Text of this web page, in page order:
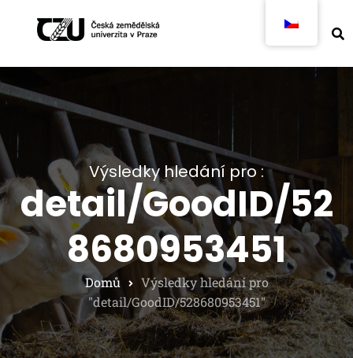
Výsledky hledání pro :
detail/GoodID/52
8680953451
Domů
Výsledky hledání pro
"detail/GoodID/528680953451"